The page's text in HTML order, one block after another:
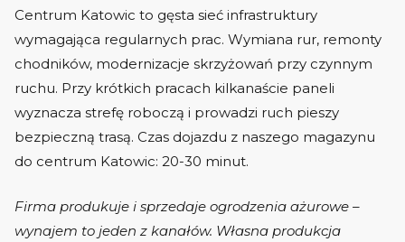
Centrum Katowic to gęsta sieć infrastruktury
wymagająca regularnych prac. Wymiana rur, remonty
chodników, modernizacje skrzyżowań przy czynnym
ruchu. Przy krótkich pracach kilkanaście paneli
wyznacza strefę roboczą i prowadzi ruch pieszy
bezpieczną trasą. Czas dojazdu z naszego magazynu
do centrum Katowic: 20-30 minut.
Firma produkuje i sprzedaje ogrodzenia ażurowe –
wynajem to jeden z kanałów. Własna produkcja